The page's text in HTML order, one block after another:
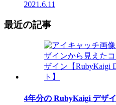
2021.6.11
最近の記事
4年分の RubyKaigi デザ